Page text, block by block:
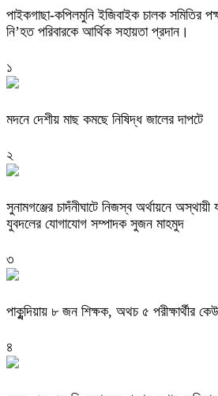
পাইকগাছা-কপিলমুনি ইজিবাইক চালক সমিতির
নি’হত পরিবারকে আর্থিক সহায়তা প্রদান।
১
মদনে দেশীয় মাছ কমছে নিষিদ্ধ জালের দাপটে
২
সুনামগঞ্জের চাদঁনীঘাটে নিজস্ব অর্থায়নে অস্থায়ী
যুবদলের যোগাযোগ সম্পাদক সুজন মাহমুদ
৩
পাকুন্দিয়ায় ৮ জন শিক্ষক, অথচ ৫ পরীক্ষার্থীর
৪